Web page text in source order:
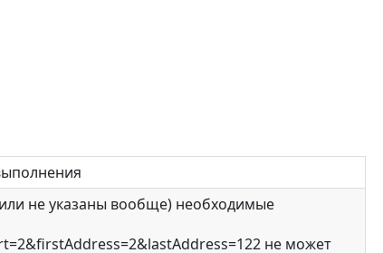
не указаны вообще) необходимые
не может